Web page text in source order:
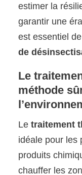
estimer la
garantir une
est essentiel
de
Le
méthode
Letraitement
idéale pour les
produits
chauffer les